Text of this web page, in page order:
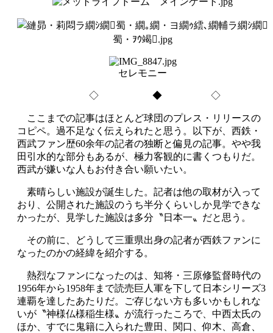
セレモニー
◇ ◆ ◇
ここまでの記事はほとんど球団のプレス・リリースの
コピペ。過不足なく伝えられたと思う。以下が、西鉄・
西武ファン歴60余年の記者の独断と偏見の記事。やや我
田引水的な部分もあるが、極力客観的に書くつもりだ。
西武が嫌いな人もお付き合い願いたい。
素晴らしい施設が誕生した。記者は他の取材が入って
おり、公開された施設のうち半分くらいしか見学できな
かったが、見学した施設は多分〝日本一〟だと思う。
その前に、どうして三重県出身の記者が西鉄ファンに
なったのかの経緯を紹介する。
熱烈なファンになったのは、知将・三原修監督時代の
1956年から1958年まで読売巨人軍を下して日本シリーズ3
連覇を達したあたりだ。ご存じない方も多いかもしれな
いが〝神様仏様稲生様〟が流行ったころで、中西太氏の
ほか、すでに鬼籍に入られた豊田、関口、仰木、高倉、